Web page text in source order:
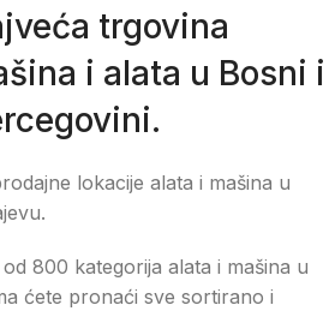
trgovina
i alata u Bosni i
lokacije alata i mašina u
od 800 kategorija alata i mašina u
ćete pronaći sve sortirano i